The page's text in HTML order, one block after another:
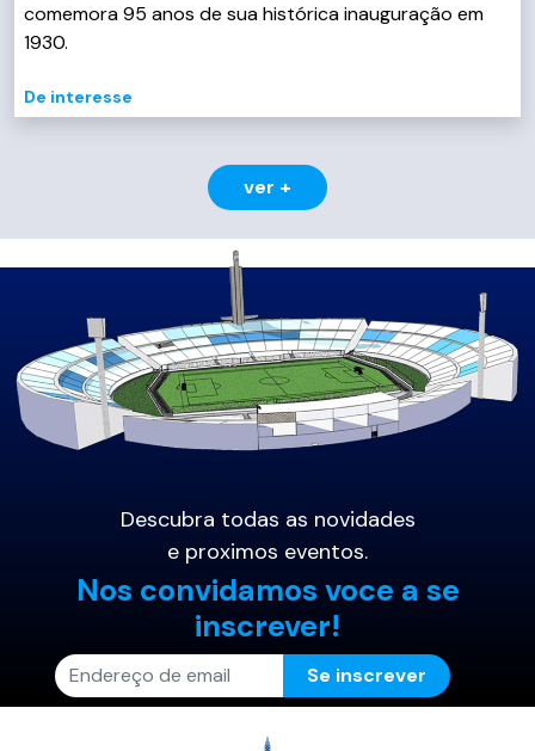
comemora 95 anos de sua histórica inauguração em
1930.
De interesse
ver +
Descubra todas as novidades
e proximos eventos.
Nos convidamos voce a se
inscrever!
Se inscrever